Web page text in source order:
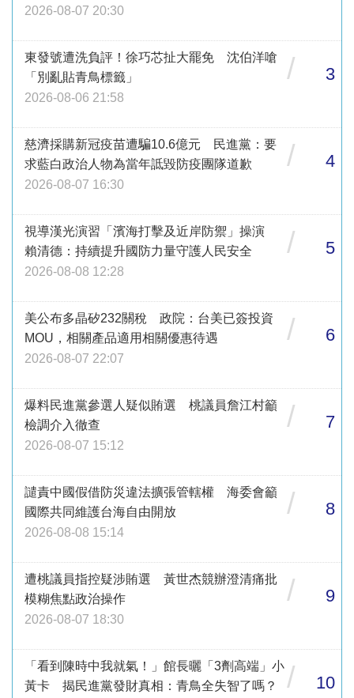
2026-08-07 20:30
東發號遭洗負評！徐巧芯扯大罷免 沈伯洋嗆
「別亂貼青鳥標籤」
2026-08-06 21:58
/ 3
慈濟採購新冠疫苗遭騙10.6億元 民進黨：要
求藍白政治人物為當年詆毀防疫團隊道歉
2026-08-07 16:30
/ 4
視導漢光演習「濱海打擊及近岸防禦」操演
賴清德：持續提升國防力量守護人民安全
2026-08-08 12:28
/ 5
美公布多晶矽232關稅 政院：台美已簽投資
MOU，相關產品適用相關優惠待遇
2026-08-07 22:07
/ 6
爆料民進黨參選人疑似賄選 桃議員詹江村籲
檢調介入徹查
2026-08-07 15:12
/ 7
譴責中國假借防災違法擴張管轄權 海委會籲
國際共同維護台海自由開放
2026-08-08 15:14
/ 8
遭桃議員指控疑涉賄選 黃世杰競辦澄清痛批
模糊焦點政治操作
2026-08-07 18:30
/ 9
「看到陳時中我就氣！」館長曬「3劑高端」小
黃卡 揭民進黨發財真相：青鳥全失智了嗎？
/ 10